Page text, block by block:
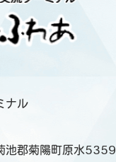
ナル
池郡菊陽町原水5359